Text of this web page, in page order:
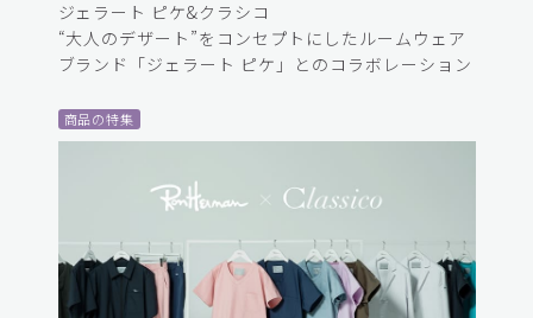
ジェラート ピケ&クラシコ
“大人のデザート”をコンセプトにしたルームウェア
ブランド「ジェラート ピケ」とのコラボレーション
商品の特集